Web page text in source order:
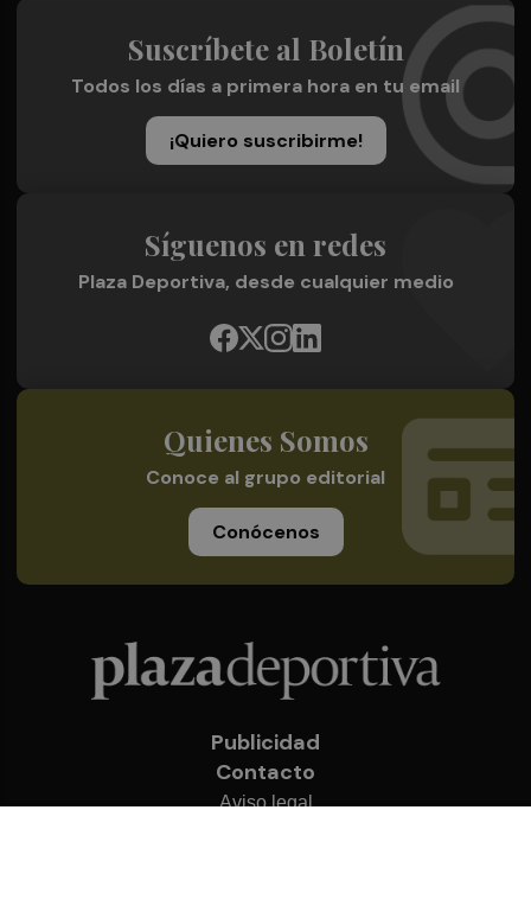
Suscríbete al Boletín
Todos los días a primera hora en tu email
¡Quiero suscribirme!
Síguenos en redes
Plaza Deportiva, desde cualquier medio
Quienes Somos
Conoce al grupo editorial
Conócenos
Publicidad
Contacto
Aviso legal